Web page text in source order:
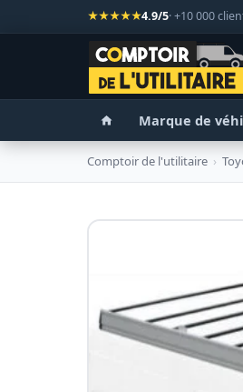
★★★★★4.9/5· +10 000
Marque de
Comptoir de l'utilitaire ›